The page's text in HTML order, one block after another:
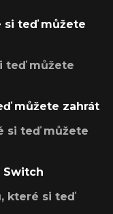
si teď můžete
teď můžete
můžete zahrát
si teď můžete
Switch
které si teď